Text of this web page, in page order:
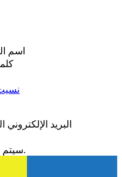
اسم
البريد
سيتم إرساله بالبريد الالكتروني كلمة سر لك.